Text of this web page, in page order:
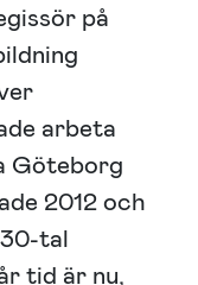
på
arbeta
Göteborg
2012 och
tal
tid är nu,